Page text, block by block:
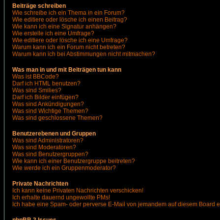
Beiträge schreiben
Wie schreibe ich ein Thema in ein Forum?
Wie editiere oder lösche ich einen Beitrag?
Wie kann ich eine Signatur anhängen?
Wie erstelle ich eine Umfrage?
Wie editiere oder lösche ich eine Umfrage?
Warum kann ich ein Forum nicht betreten?
Warum kann ich bei Abstimmungen nicht mitmachen?
Was man in und mit Beiträgen tun kann
Was ist BBCode?
Darf ich HTML benutzen?
Was sind Smilies?
Darf ich Bilder einfügen?
Was sind Ankündigungen?
Was sind Wichtige Themen?
Was sind geschlossene Themen?
Benutzerebenen und Gruppen
Was sind Administratoren?
Was sind Moderatoren?
Was sind Benutzergruppen?
Wie kann ich einer Benutzergruppe beitreten?
Wie werde ich ein Gruppenmoderator?
Private Nachrichten
Ich kann keine Privaten Nachrichten verschicken!
Ich erhalte dauernd ungewollte PMs!
Ich habe eine Spam- oder perverse E-Mail von jemandem auf diesem Board